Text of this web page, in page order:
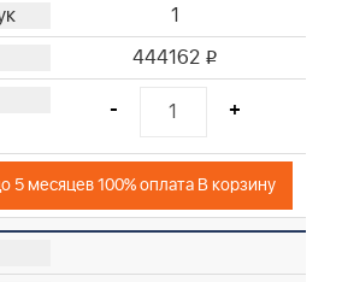
1
444162 i
- +
5 месяцев 100% оплата В корзину